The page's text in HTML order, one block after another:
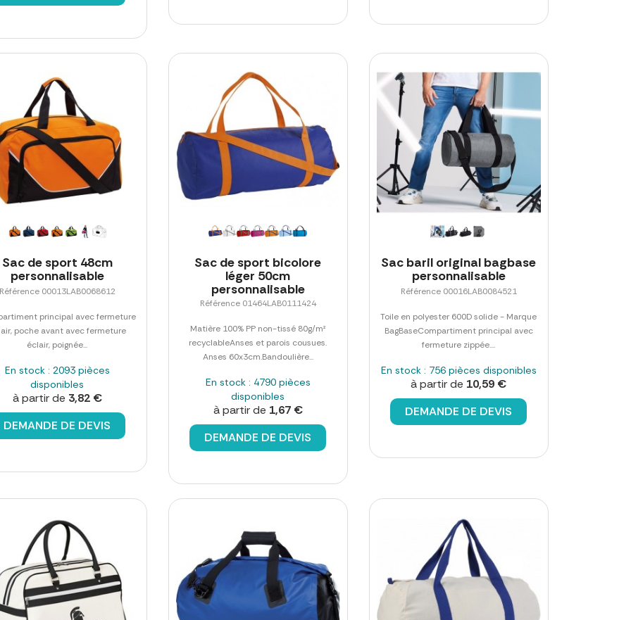
Sac de sport 48cm
personnalisable
00013LAB0068612
principal avec fermeture
poche avant avec fermeture
éclair, poignée...
En stock : 2093 pièces
disponibles
à partir de 3,82 €
DEMANDE DE DEVIS
Sac de sport bicolore
léger 50cm
personnalisable
Référence 01464LAB0111424
Matière 100% PP non-tissé 80g/m²
recyclableAnses et parois cousues.
Anses 60x3cm.Bandoulière...
En stock : 4790 pièces
disponibles
à partir de 1,67 €
DEMANDE DE DEVIS
Sac baril original bagbase
personnalisable
Référence 00016LAB0084521
Toile en polyester 600D solide - Marque
BagBaseCompartiment principal avec
fermeture zippée....
En stock : 756 pièces disponibles
à partir de 10,59 €
DEMANDE DE DEVIS